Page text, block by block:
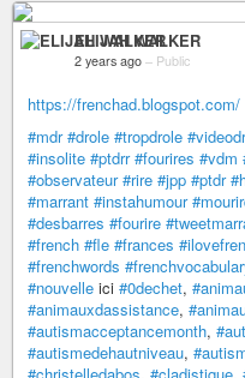
ELIJAH WALKER
2 years ago – Public
https://frenchad.blogspot.com/
#mdr #drole #tropdrole
#insolite #ptdrr #fourires #vdm
#observateur #rire #jpp #ptdr
#marrant #instahumour
#desbarres #fourire
#french #fle #frances
#frenchwords
#nouvelle ici #0dechet,
#animauxdassistance,
#autismacceptancemonth,
#autismedehautniveau,